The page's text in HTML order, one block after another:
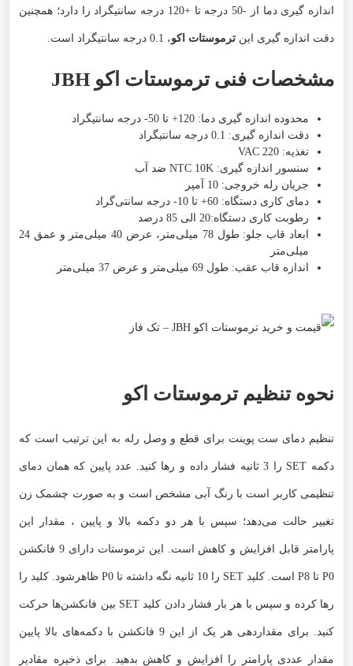
اندازه گیری دما از -50 درجه تا +120 درجه سانتیگراد را دارد؛ همچنین
دقت اندازه گیری این ترموستات اکو، 0.1 درجه سانتیگراد است.
مشخصات فنی ترموستات اکو JBH
محدوده اندازه گیری دما: 120+ تا 50- درجه سانتیگراد
دقت اندازه گیری: 0.1 درجه سانتیگراد
تغذیه: VAC 220
سنسور اندازه گیری: NTC 10K ضد آب
جریان رله خروجی: 10 آمپر
دمای کاری دستگاه: 60+ تا 10- درجه سانتی‌گراد
رطوبت کاری دستگاه:20 الی 85 درصد
ابعاد قاب جلو: طول 78 میلی‌متر، عرض 40 میلی‌متر و عمق 24
میلی‌متر
اندازه قاب عقب: طول 69 میلی‌متر و عرض 37 میلی‌متر
نحوه تنظیم ترموستات اکو
تنظیم دمای ست پوینت برای قطع و وصل رله به این ترتیب است که
دکمه SET را 3 ثانیه فشار داده و رها کنید. عدد پایین که همان دمای
تنظیمی کاربر است با رنگ آبی مشخص است و به صورت چشمک زن
تغییر حالت می‌دهد؛ سپس با هر دو دکمه بالا و پایین ، مقدار این
پارامتر قابل افزایش و کاهش است. این ترموستات دارای 9 فانکشن
P0 تا P8 است. کلید SET را 10 ثانیه نگه داشته تا P0 ظاهرشود. کلید را
رها کرده و سپس با هر بار فشار دادن کلید SET بین فانکشن‌ها حرکت
کنید. برای مقداردهی هر یک از این 9 فانکشن با دکمه‌های بالا پایین
مقدار عددی پارامتر را افزایش و کاهش بدهید. برای ذخیره مقادیر